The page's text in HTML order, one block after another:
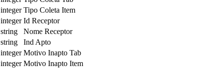
integer Tipo Coleta Item
integer Id Receptor
string
Nome Receptor
string
Ind Apto
integer Motivo Inapto Tab
integer Motivo Inapto Item